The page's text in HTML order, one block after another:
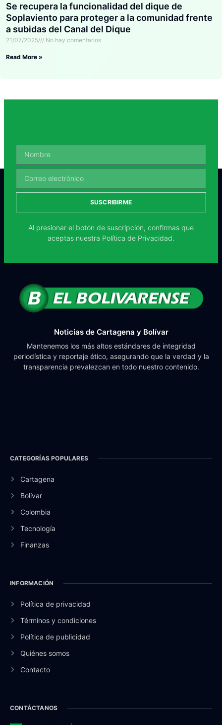
Se recupera la funcionalidad del dique de
Soplaviento para proteger a la comunidad frente
a subidas del Canal del Dique
21/07/2025 No hay comentarios
Read More »
SUSCRIBIRME
Al presionar el botón de suscripción, confirmas que
aceptas nuestra Política de Privacidad.
Noticias de Cartagena y Bolívar
Mantenemos los más altos estándares de integridad
periodística y reportaje ético, asegurando que la verdad y la
transparencia prevalezcan en todo nuestro contenido.
CATEGORÍAS POPULARES
Cartagena
Bolívar
Colombia
Tecnología
Finanzas
INFORMACIÓN
Política de privacidad
Términos y condiciones
Política de publicidad
Quiénes somos
Contacto
CONTÁCTANOS